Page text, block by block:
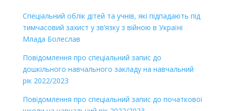
Спеціальний облік дітей та учнів, які підпадають під
тимчасовий захист у зв’язку з війною в Україні
Млада Болеслав
Повідомлення про спеціальний запис до
дошкільного навчального закладу на навчальний
рік 2022/2023
Повідомлення про спеціальний запис до початкової